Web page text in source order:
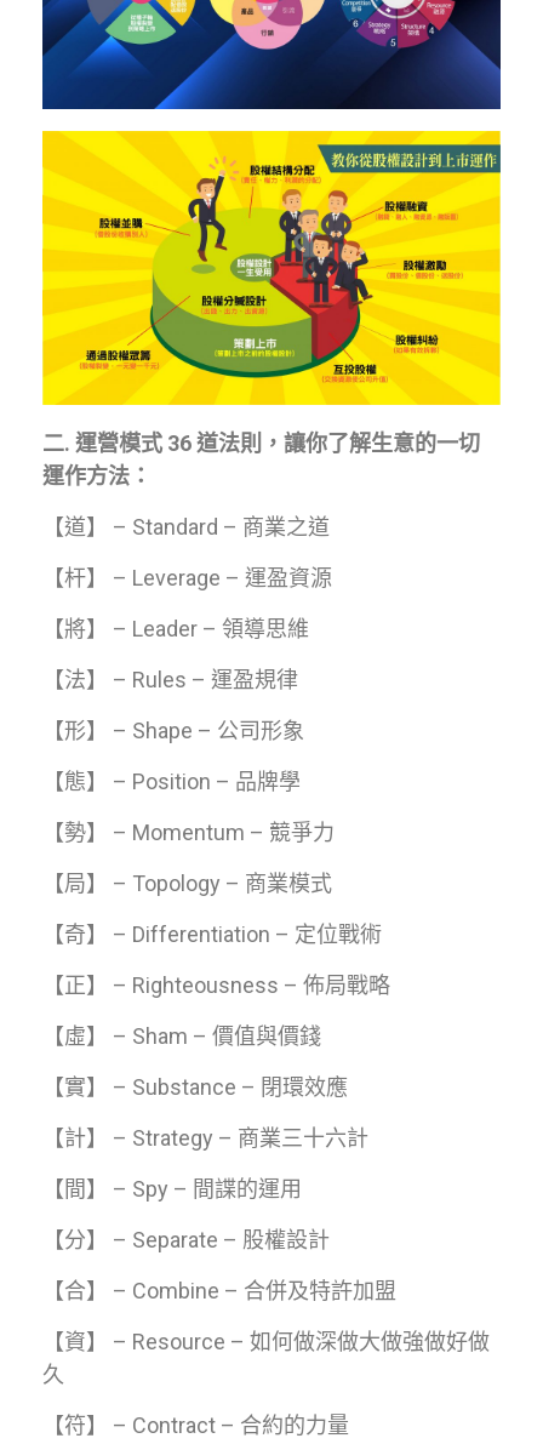
二. 運營模式 36道法則，讓你了解生意的一切
運作方法：
【道】 – Standard – 商業之道
【杆】 – Leverage – 運盈資源
【將】 – Leader – 領導思維
【法】 – Rules – 運盈規律
【形】 – Shape – 公司形象
【態】 – Position – 品牌學
【勢】 – Momentum – 競爭力
【局】 – Topology – 商業模式
【奇】 – Differentiation – 定位戰術
【正】 – Righteousness – 佈局戰略
【虛】 – Sham – 價值與價錢
【實】 – Substance – 閉環效應
【計】 – Strategy – 商業三十六計
【間】 – Spy – 間諜的運用
【分】 – Separate – 股權設計
【合】 – Combine – 合併及特許加盟
【資】 – Resource – 如何做深做大做強做好做
久
【符】 – Contract – 合約的力量